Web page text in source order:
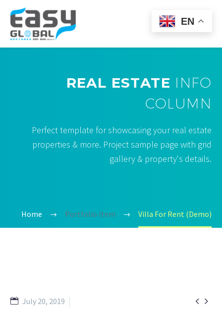
REAL ESTATE INFO
COLUMN
Perfect template for showcasing your real estate
properties & more. Project sample page with grid
gallery & property's details.
Home Portfolio Item Villa For Rent (Demo)
 
July 20, 2019
EN